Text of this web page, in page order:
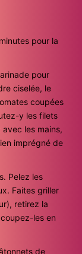
pour la
pour
ciselée, le
coupées
y les filets
les mains,
imprégné de
Pelez les
Faites griller
retirez la
les en
de